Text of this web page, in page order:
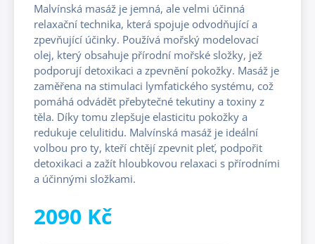
Malvínská masáž je jemná, ale velmi účinná
relaxační technika, která spojuje odvodňující a
zpevňující účinky. Používá mořský modelovací
olej, který obsahuje přírodní mořské složky, jež
podporují detoxikaci a zpevnění pokožky. Masáž je
zaměřena na stimulaci lymfatického systému, což
pomáhá odvádět přebytečné tekutiny a toxiny z
těla. Díky tomu zlepšuje elasticitu pokožky a
redukuje celulitidu. Malvínská masáž je ideální
volbou pro ty, kteří chtějí zpevnit pleť, podpořit
detoxikaci a zažít hloubkovou relaxaci s přírodními
a účinnými složkami.
2090 Kč